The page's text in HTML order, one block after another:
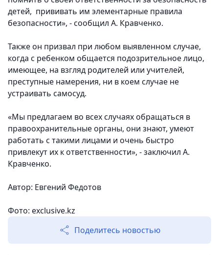
детей, прививать им элементарные правила
безопасности», - сообщил А. Кравченко.
Также он призвал при любом выявленном случае,
когда с ребенком общается подозрительное лицо,
имеющее, на взгляд родителей или учителей,
преступные намерения, ни в коем случае не
устраивать самосуд.
«Мы предлагаем во всех случаях обращаться в
правоохранительные органы, они знают, умеют
работать с такими лицами и очень быстро
привлекут их к ответственности», - заключил А.
Кравченко.
Автор: Евгений Федотов
Фото: exclusive.kz
Поделитесь новостью